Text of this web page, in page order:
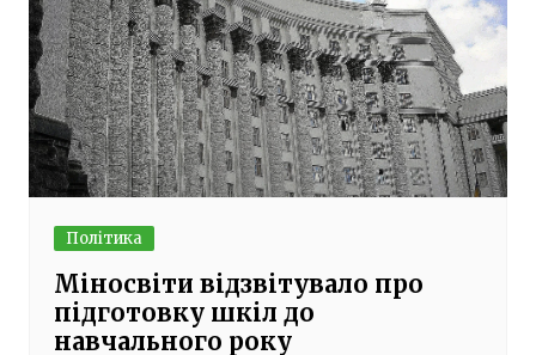
Політика
Міносвіти відзвітувало про
підготовку шкіл до
навчального року